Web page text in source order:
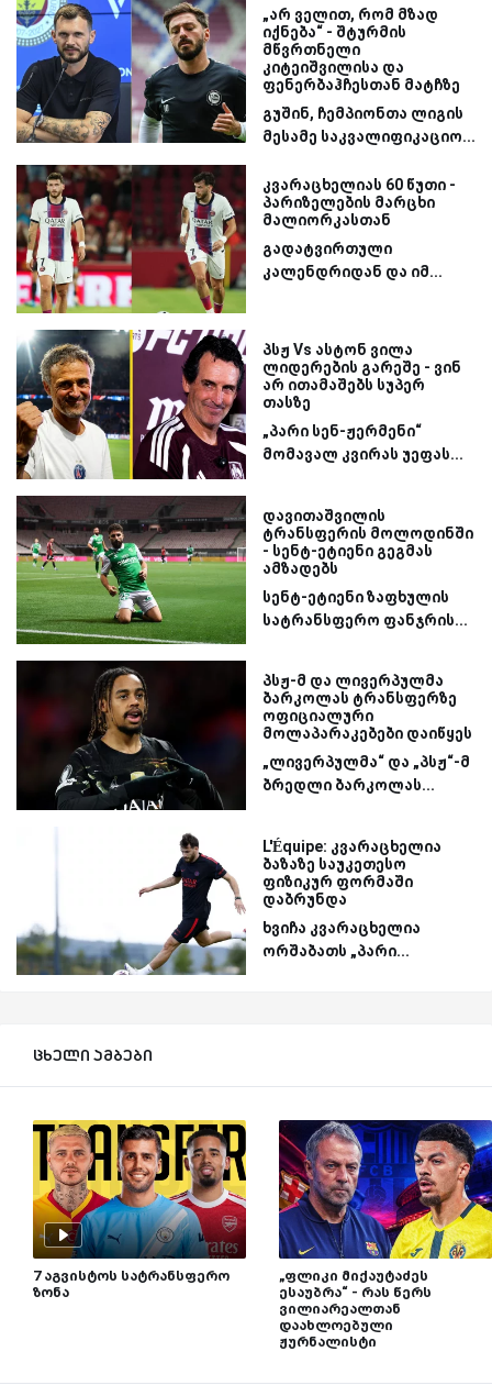
„არ ველით, რომ მზად
იქნება“ - შტურმის
მწვრთნელი
კიტეიშვილისა და
ფენერბაჰჩესთან მატჩზე
გუშინ, ჩემპიონთა ლიგის
მესამე საკვალიფიკაციო...
კვარაცხელიას 60 წუთი -
პარიზელების მარცხი
მალიორკასთან
გადატვირთული
კალენდრიდან და იმ...
პსჟ Vs ასტონ ვილა
ლიდერების გარეშე - ვინ
არ ითამაშებს სუპერ
თასზე
„პარი სენ-ჟერმენი“
მომავალ კვირას უეფას...
დავითაშვილის
ტრანსფერის მოლოდინში
- სენტ-ეტიენი გეგმას
ამზადებს
სენტ-ეტიენი ზაფხულის
სატრანსფერო ფანჯრის...
პსჟ-მ და ლივერპულმა
ბარკოლას ტრანსფერზე
ოფიციალური
მოლაპარაკებები დაიწყეს
„ლივერპულმა“ და „პსჟ“-მ
ბრედლი ბარკოლას...
L'Équipe: კვარაცხელია
ბაზაზე საუკეთესო
ფიზიკურ ფორმაში
დაბრუნდა
ხვიჩა კვარაცხელია
ორშაბათს „პარი...
ცხელი ამბები
7 აგვისტოს სატრანსფერო
ზონა
„ფლიკი მიქაუტაძეს
ესაუბრა“ - რას წერს
ვილიარეალთან
დაახლოებული
ჟურნალისტი